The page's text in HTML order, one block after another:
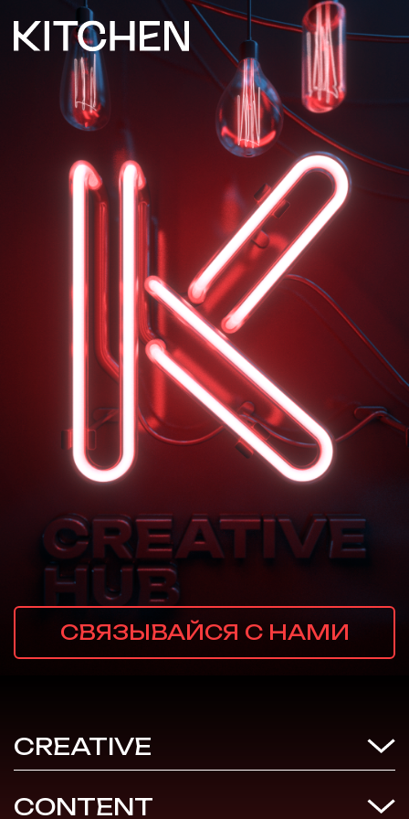
СВЯЗЫВАЙСЯ С НАМИ
CREATIVE
CONTENT